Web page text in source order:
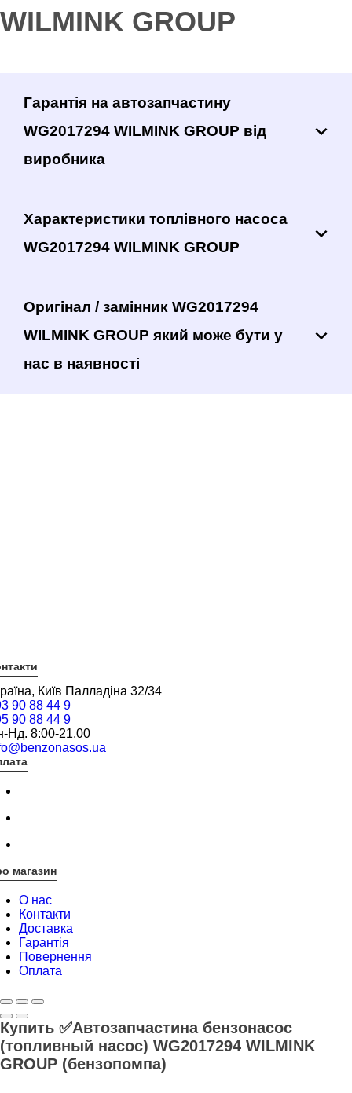
WILMINK GROUP
Гарантія на автозапчастину
WG2017294 WILMINK GROUP від
виробника
Характеристики топлівного насоса
WG2017294 WILMINK GROUP
Оригінал / замінник WG2017294
WILMINK GROUP який може бути у
нас в наявності
Київ Палладіна 32/34
90 88 44 9
90 88 44 9
Нд. 8:00-21.00
магазин
О нас
Контакти
Доставка
Гарантія
Повернення
Оплата
Купить ✅Автозапчастина бензонасос
(топливный насос) WG2017294 WILMINK
GROUP (бензопомпа)